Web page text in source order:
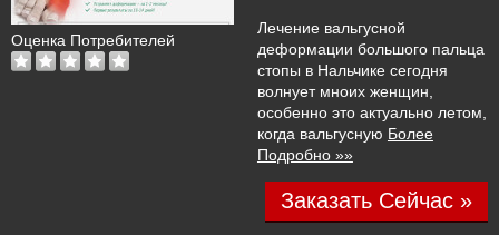
Оценка Потребителей
Лечение вальгусной
деформации большого пальца
стопы в Нальчике сегодня
волнует мноих женщин,
особенно это актуально летом,
когда вальгусную Более
Подробно »»
Заказать Сейчас »